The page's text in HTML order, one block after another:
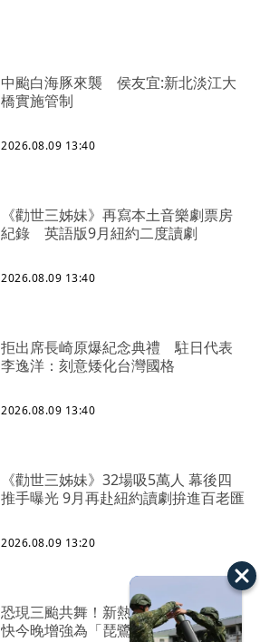
中颱白海豚來襲 侯友宜:新北淡江大
橋實施管制
2026.08.09 13:40
《勸世三姊妹》再寫本土音樂劇票房
紀錄 英語版9月紐約二度讀劇
2026.08.09 13:40
拒出席長崎原爆紀念典禮 駐日代表
李逸洋：刻意矮化台灣國格
2026.08.09 13:40
《勸世三姊妹》32場吸5萬人 幕後四
推手曝光 9月再赴紐約讀劇拚進百老匯
2026.08.09 13:20
恐現三颱共舞！新熱帶低壓生成 最
快今晚增強為「琵鷺颱風」